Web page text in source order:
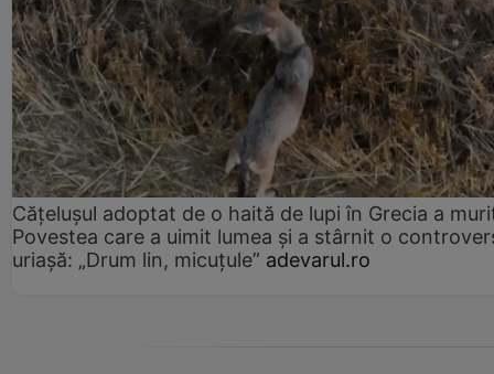
Cățelușul adoptat de o haită de lupi în Grecia a
Povestea care a uimit lumea și a stârnit o
uriașă: „Drum lin, micuțule” adevarul.ro